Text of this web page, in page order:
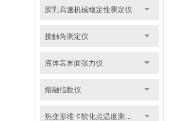
胶乳高速机械稳定性测定仪
接触角测定仪
液体表界面张力仪
熔融指数仪
热变形维卡软化点温度测定仪